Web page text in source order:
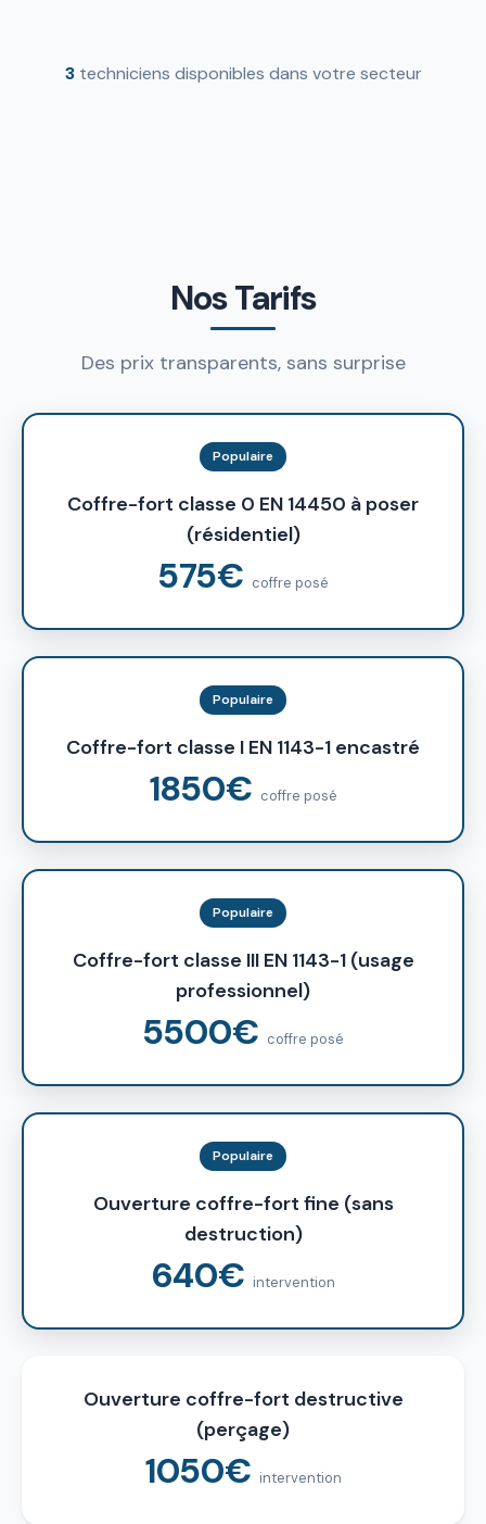
3techniciens disponibles dans votre secteur
Nos Tarifs
Des prix transparents, sans surprise
Populaire
Coffre-fort classe 0 EN 14450 à poser
(résidentiel)
575€ coffre posé
Populaire
Coffre-fort classe I EN 1143-1 encastré
1850€ coffre posé
Populaire
Coffre-fort classe III EN 1143-1 (usage
professionnel)
5500€ coffre posé
Populaire
Ouverture coffre-fort fine (sans
destruction)
640€ intervention
Ouverture coffre-fort destructive
(perçage)
1050€ intervention